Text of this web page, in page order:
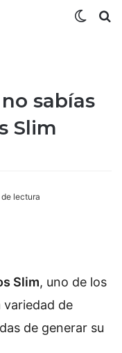
sabías
Slim
lectura
Slim, uno de los
variedad de
de generar su